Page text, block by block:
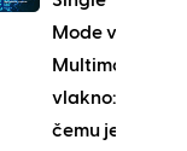
Mode vs
Multimode
vlakno: u
čemu je